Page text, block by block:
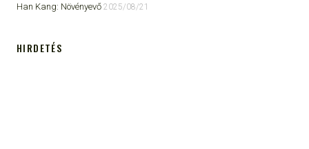
Han Kang: Növényevő 2025/08/21
HIRDETÉS